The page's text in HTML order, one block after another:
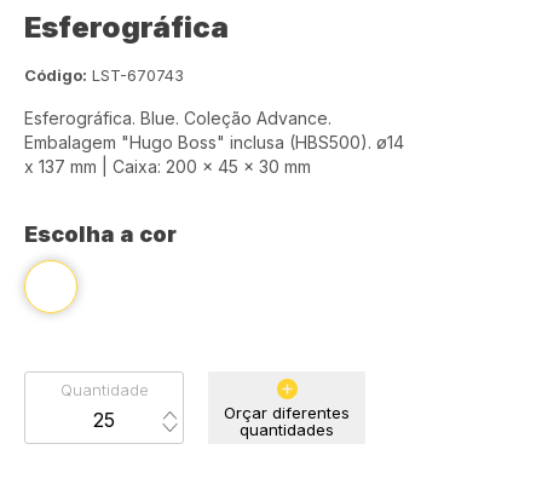
Esferográfica
Código: LST-670743
Esferográfica. Blue. Coleção Advance.
Embalagem "Hugo Boss" inclusa (HBS500). ø14
x 137 mm | Caixa: 200 x 45 x 30 mm
Escolha a cor
Quantidade
Orçar diferentes
quantidades